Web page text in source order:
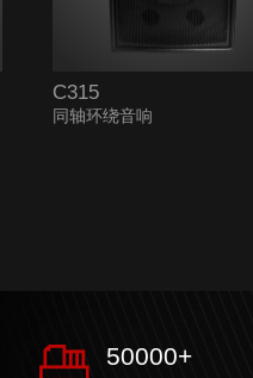
C315
同轴环绕音响
50000+